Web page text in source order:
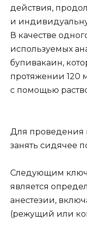
действия,
и
В качестве
используемых
бупивакаин,
протяжении 120
с помощью
Для проведения
занять сидячее
Следующим
является
анестезии,
(режущий или